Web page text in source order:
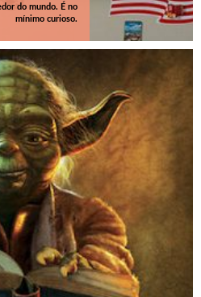
do mundo. É no
mínimo curioso.